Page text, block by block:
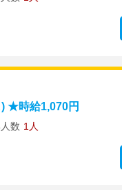
★時給1,070円
数 1人